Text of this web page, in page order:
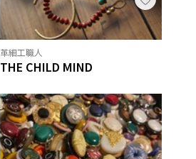
革細工職人
THE CHILD MIND